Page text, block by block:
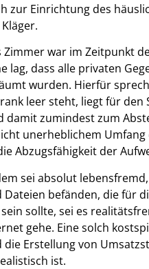
zur Einrichtung des
Zimmer war im Zeitpunkt
lag, dass alle privaten
wurden. Hierfür
leer steht, liegt für
damit zumindest zum
unerheblichem
Abzugsfähigkeit der
sei absolut
Dateien befänden, die für
sein sollte, sei es
gehe. Eine solch
die Erstellung von
ist.